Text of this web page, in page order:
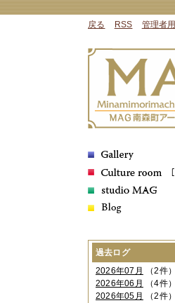
戻る RSS 管理者用
過去ログ
2026年07月
（2件）
2026年06月
（4件）
2026年05月
（2件）